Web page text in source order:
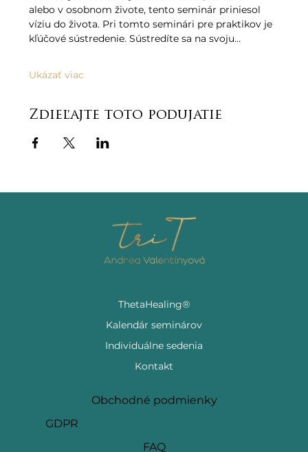
alebo v osobnom živote, tento seminár priniesol
víziu do života. Pri tomto seminári pre praktikov je
kľúčové sústredenie. Sústredíte sa na svoju…
Ukázať viac
Zdieľajte toto podujatie
ThetaHealing®
Kalendár seminárov
Individuálne sedenia
Kontakt
Obchodné podmienky
GDPR
FAQ